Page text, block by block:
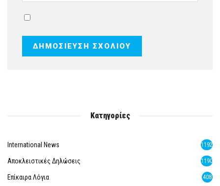
Κατηγορίες
International News 1192
Αποκλειστικές Δηλώσεις 1190
Επίκαιρα Λόγια 408